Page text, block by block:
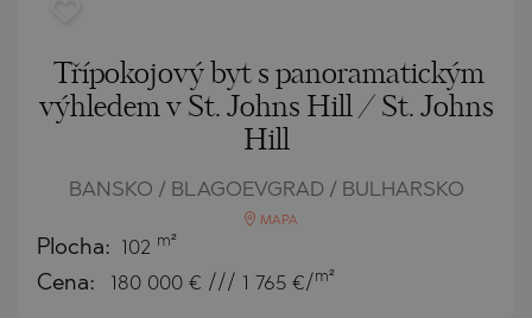
Třípokojový byt s panoramatickým
výhledem v St. Johns Hill / St. Johns
Hill
BANSKO / BLAGOEVGRAD / BULHARSKO
MAPA
Plocha: 102 m²
Cena: 180 000 € /// 1 765 €/ m²